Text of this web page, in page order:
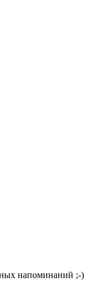
напоминаний ;-)